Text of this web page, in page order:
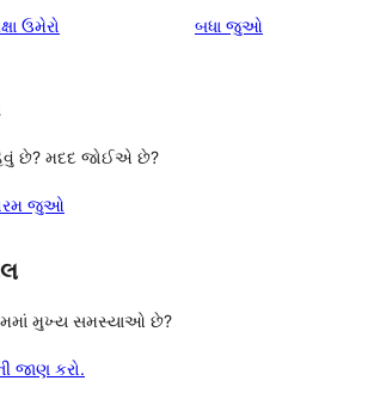
ઉમેરો બધા સમીક્ષાઓ
જુઓ
છે? મદદ જોઈએ છે?
જુઓ
મુખ્ય સમસ્યાઓ છે?
જાણ કરો.